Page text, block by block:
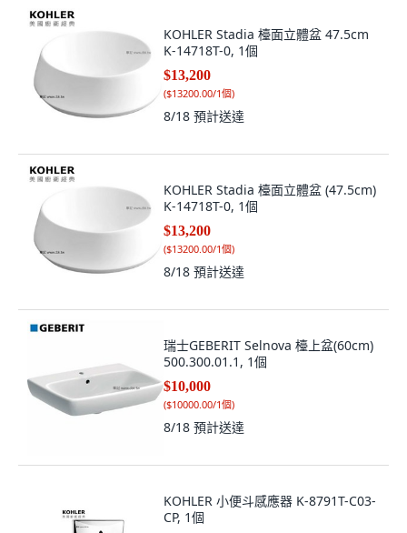
KOHLER Stadia 檯面立體盆 47.5cm
K-14718T-0, 1個
$13,200
($13200.00/1個)
8/18 預計送達
KOHLER Stadia 檯面立體盆 (47.5cm)
K-14718T-0, 1個
$13,200
($13200.00/1個)
8/18 預計送達
瑞士GEBERIT Selnova 檯上盆(60cm)
500.300.01.1, 1個
$10,000
($10000.00/1個)
8/18 預計送達
KOHLER 小便斗感應器 K-8791T-C03-
CP, 1個